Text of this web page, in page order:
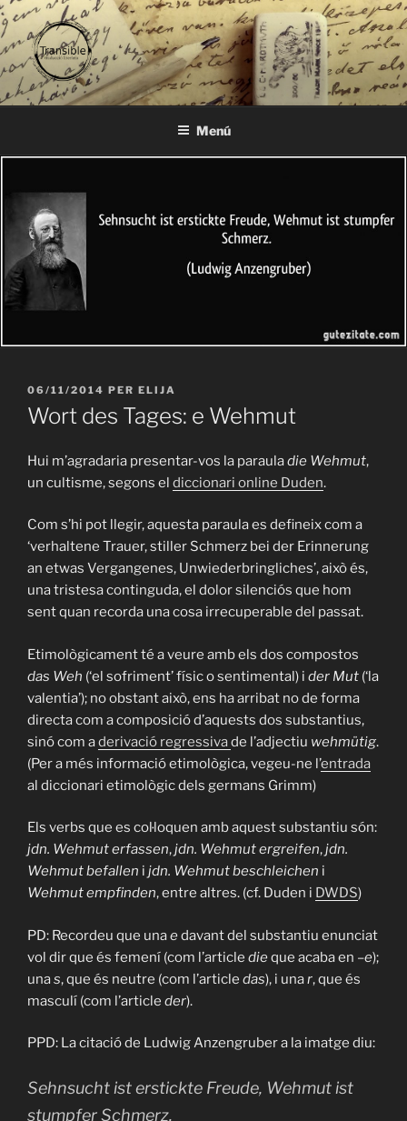
Vés
al
contingut
TRANSIBLE
traducció literària
Menú
PUBLICAT
A
06/11/2014 PER ELIJA
Wort des Tages: e Wehmut
Hui m’agradaria presentar-vos la parauladie Wehmut,
un cultisme, segons el diccionari online Duden.
Com s’hi pot llegir, aquesta paraula es defineix com a
‘verhaltene Trauer, stiller Schmerz bei der Erinnerung
an etwas Vergangenes, Unwiederbringliches’, això és,
una tristesa continguda, el dolor silenciós que hom
sent quan recorda una cosa irrecuperable del passat.
Etimològicament té a veure amb els dos compostos
das Weh (‘el sofriment’ físic o sentimental) i der Mut (‘la
valentia’); no obstant això, ens ha arribat no de forma
directa com a composició d’aquests dos substantius,
sinó com aderivació regressivade l’adjectiu wehmütig.
(Per a més informació etimològica, vegeu-ne l’entrada
al diccionari etimològic dels germans Grimm)
Els verbs que es col·loquen amb aquest substantiu són:
jdn. Wehmut erfassen,jdn. Wehmut ergreifen,jdn.
Wehmut befallen i jdn. Wehmut beschleichen i
Wehmut empfinden, entre altres. (cf. Duden i DWDS)
PD: Recordeu que unaedavant del substantiu enunciat
vol dir que és femení (com l’article dieque acaba en –e);
unas, que és neutre (com l’article das), i unar, que és
masculí (com l’article der).
PPD: La citació de Ludwig Anzengruber a la imatge diu:
Sehnsucht ist erstickte Freude, Wehmut ist
stumpfer Schmerz.